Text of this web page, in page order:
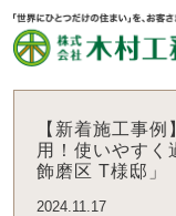
【新着施工事
用！使いやすく
飾磨区 T様邸」
2024.11.17